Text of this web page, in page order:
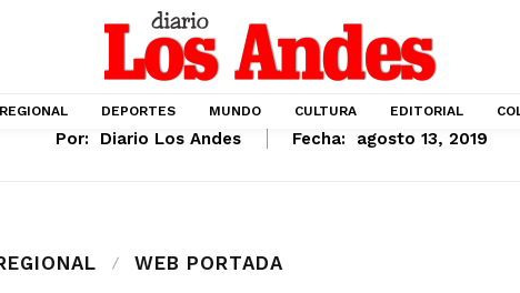
REGIONAL DEPORTES MUNDO CULTURA EDITORIAL
Por: Diario Los Andes Fecha: agosto 13, 2019
WEB PORTADA